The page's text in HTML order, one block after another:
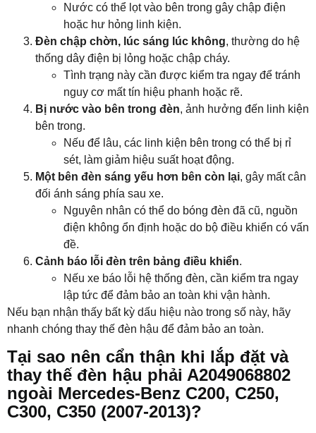
Nước có thể lọt vào bên trong gây chập điện
hoặc hư hỏng linh kiện.
Đèn chập chờn, lúc sáng lúc không, thường do hệ
thống dây điện bị lỏng hoặc chập cháy.
Tình trạng này cần được kiểm tra ngay để tránh
nguy cơ mất tín hiệu phanh hoặc rẽ.
Bị nước vào bên trong đèn, ảnh hưởng đến linh kiện
bên trong.
Nếu để lâu, các linh kiện bên trong có thể bị rỉ
sét, làm giảm hiệu suất hoạt động.
Một bên đèn sáng yếu hơn bên còn lại, gây mất cân
đối ánh sáng phía sau xe.
Nguyên nhân có thể do bóng đèn đã cũ, nguồn
điện không ổn định hoặc do bộ điều khiển có vấn
đề.
Cảnh báo lỗi đèn trên bảng điều khiển.
Nếu xe báo lỗi hệ thống đèn, cần kiểm tra ngay
lập tức để đảm bảo an toàn khi vận hành.
Nếu bạn nhận thấy bất kỳ dấu hiệu nào trong số này, hãy
nhanh chóng thay thế đèn hậu để đảm bảo an toàn.
Tại sao nên cẩn thận khi lắp đặt và
thay thế đèn hậu phải A2049068802
ngoài Mercedes-Benz C200, C250,
C300, C350 (2007-2013)?